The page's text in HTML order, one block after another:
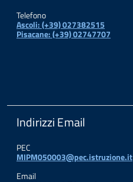
Telefono
Ascoli: (+39) 027382515
Pisacane: (+39) 02747707
Indirizzi Email
PEC
MIPM050003@pec.istruzione.it
Email